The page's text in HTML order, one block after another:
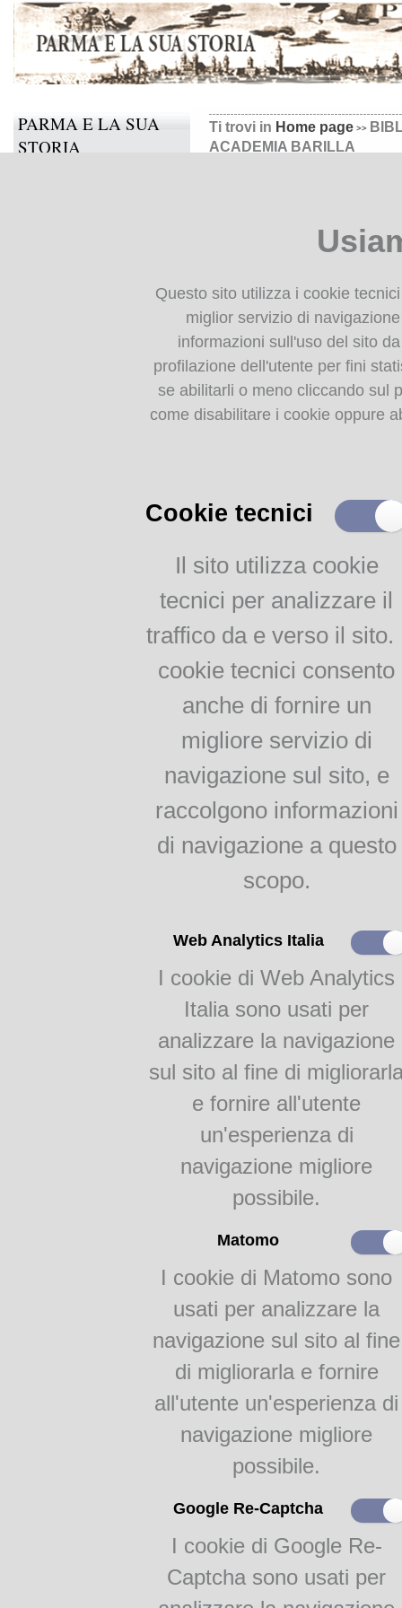
Ti trovi in Home page
ACADEMIA BARILLA
«Quando non vi sarà più
non vi saranno più
elementare e pratico, 2007.
Academia Barilla, con
della gastronomia italiana,
storiche della gastronomia
liberamente dal sito
siglata con il Comune di
La Biblioteca digitale si
un corpus via via sempre
I testi digitalizzati, tutti di
possono essere
volumi.
Indice
Per ricevere il file PDF dei
inoltrare mail di richiesta
all'indirizzo
Sito web:Biblioteca
ACADEMIA BARILLAè il
diffusione della Cultura
Parma, famosa nel mondo
prestigio dell’industria
d’incontro tra i più
amanti della cultura
Academia Barilla nasce con
conoscenza dei prodotti e
specifici corsi di
collaborazione con
Un posto particolare
Biblioteca Gastronomica,
sull’evoluzione della
oltre 15.000 volumi a
testate periodiche, 5.000
tema gastronomico.
il Comune di Parma , fa
custodisce autentici
La consultazione della
PARMA E LA SUA
STORIA
Storia dell'agricoltura
Tempo di guerra, tempo
RAGGRUPPAMENTI
Questo sito utilizza i cookie
miglior servizio di
informazioni sull'uso del sito
profilazione dell'utente per fini
se abilitarli o meno cliccando sul
come disabilitare i cookie oppure
Cookie tecnici
Il sito utilizza cookie
tecnici per analizzare il
traffico da e verso il sito.
cookie tecnici consento
anche di fornire un
migliore servizio di
navigazione sul sito, e
raccolgono informazioni
di navigazione a questo
scopo.
Web Analytics Italia
I cookie di Web Analytics
Italia sono usati per
analizzare la navigazione
sul sito al fine di
e fornire all'utente
un'esperienza di
navigazione migliore
possibile.
Matomo
I cookie di Matomo sono
usati per analizzare la
navigazione sul sito al fine
di migliorarla e fornire
all'utente un'esperienza di
navigazione migliore
possibile.
Google Re-Captcha
I cookie di Google Re-
Captcha sono usati per